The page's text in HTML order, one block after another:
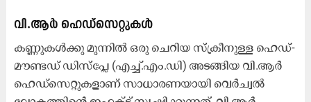
വി.ആർ ഹെഡ്സെറ്റുകൾ
കണ്ണുകൾക്കു മുന്നിൽ ഒരു ചെറിയ സ്‌ക്രീനുള്ള ഹെഡ്-
മൗണ്ടഡ് ഡിസ്​പ്ലേ (എച്ച്.എം.ഡി) അടങ്ങിയ വി.ആർ
ഹെഡ്‌സെറ്റുകളാണ് സാധാരണയായി വെർച്വൽ